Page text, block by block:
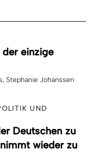
einzige
Stephanie Johanssen
UND
Deutschen zu
wieder zu